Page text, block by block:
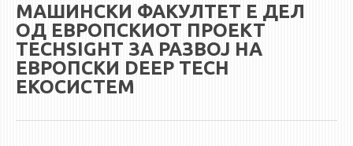
МАШИНСКО ИНЖЕНЕРСТВО - НАУЧНО СПИСАНИЕ
АПЛИКАТИВНА ДЕЈНОСТ
МЕЃУНАРОДНА СОРАБОТКА
МАШИНСКИ ФАКУЛТЕТ Е ДЕЛ
ОД ЕВРОПСКИОТ ПРОЕКТ
TECHSIGHT ЗА РАЗВОЈ НА
ЕВРОПСКИ DEEP TECH
ЕКОСИСТЕМ